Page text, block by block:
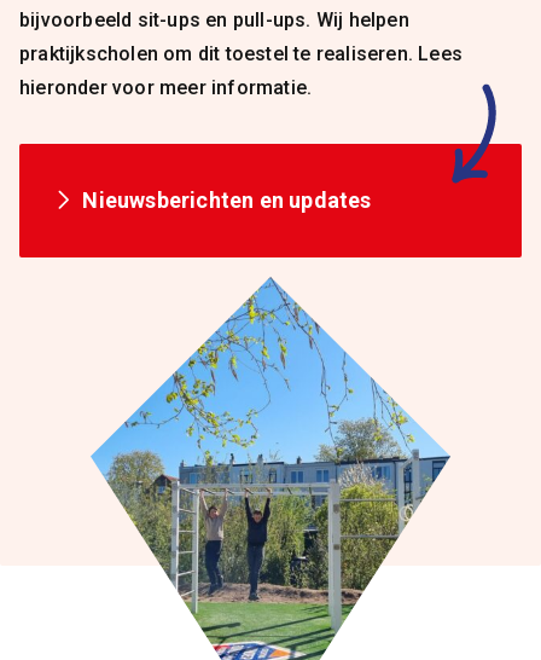
bijvoorbeeld sit-ups en pull-ups. Wij helpen
praktijkscholen om dit toestel te realiseren. Lees
hieronder voor meer informatie.
Nieuwsberichten en updates